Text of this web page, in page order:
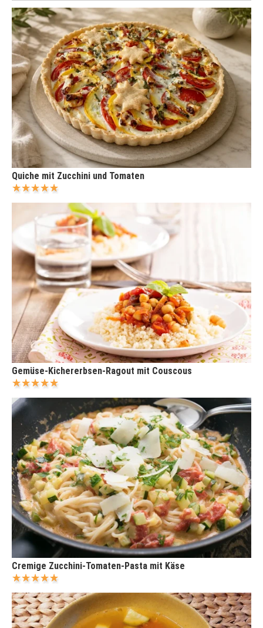
Quiche mit Zucchini und Tomaten
Gemüse-Kichererbsen-Ragout mit Couscous
Cremige Zucchini-Tomaten-Pasta mit Käse